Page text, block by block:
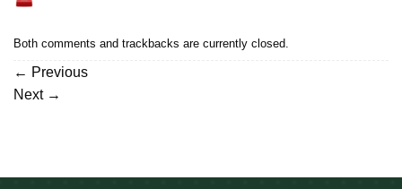
Both comments and trackbacks are currently closed.
← Previous
Next →